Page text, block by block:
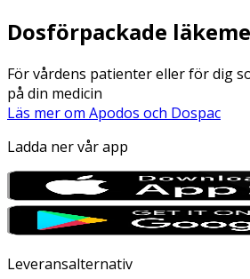
Dosförpackade
För vårdens patienter eller för dig
på din medicin
Läs mer om Apodos och Dospac
Ladda ner vår app
Leveransalternativ